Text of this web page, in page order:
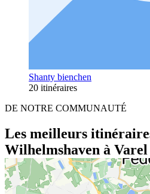
Shanty bienchen
20 itinéraires
DE NOTRE COMMUNAUTÉ
Les meilleurs
Wilhelmshaven à Varel